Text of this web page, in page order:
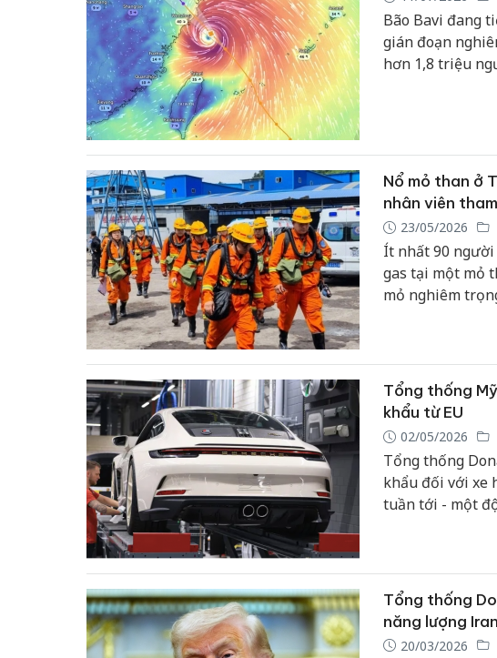
Bão Bavi đang
gián đoạn
hơn 1,8 triệu
Nổ mỏ than ở
nhân viên
23/05/2026
Ít nhất 90
gas tại một mỏ
mỏ nghiêm
Tổng thống
khẩu từ EU
02/05/2026
Tổng thống
khẩu đối với xe
tuần tới - một
Tổng thống
năng lượng
20/03/2026